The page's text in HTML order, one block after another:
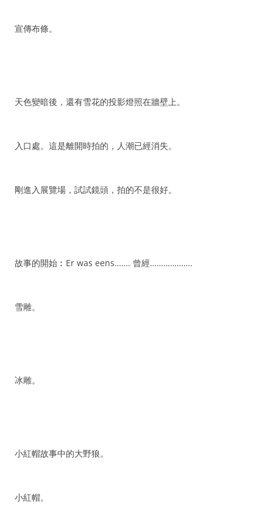
宣傳布條。
天色變暗後，還有雪花的投影燈照在牆壁上。
入口處。這是離開時拍的，人潮已經消失。
剛進入展覽場，試試鏡頭，拍的不是很好。
故事的開始︰Er was eens……. 曾經……………….
雪雕。
冰雕。
小紅帽故事中的大野狼。
小紅帽。